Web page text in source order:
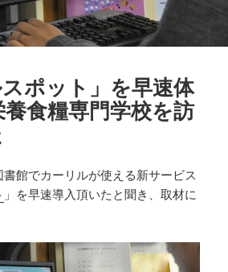
スポット」を早速体
食糧専門学校を訪
館でカーリルが使える新サービス
」を早速導入頂いたと聞き、取材に